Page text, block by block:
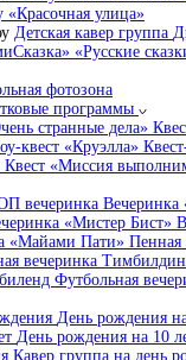
улица»
Детская кавер группа
«Русские
фотозона
программы
странные дела»
квест «Круэлла»
Квест «Миссия
вечеринка Вечеринка
«Мистер Бист»
«Майами Пати» Пенная
вечеринка
Футбольная
День рождения
День рождения на 10
Кавер группа на день